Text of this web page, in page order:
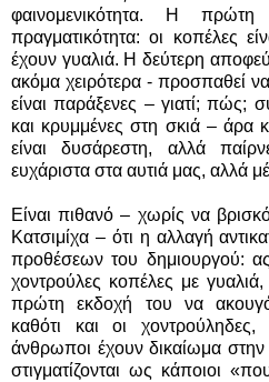
φαινομενικότητα. Η πρώτη
πραγματικότητα: οι κοπέλες
έχουν γυαλιά. Η δεύτερη
ακόμα χειρότερα - προσπαθεί
είναι παράξενες – γιατί; πώς;
και κρυμμένες στη σκιά – άρα
είναι δυσάρεστη, αλλά
ευχάριστα στα αυτιά μας, αλλά
Είναι πιθανό – χωρίς να
Κατσιμίχα – ότι η αλλαγή
προθέσεων του δημιουργού:
χοντρούλες κοπέλες με
πρώτη εκδοχή του να
καθότι και οι
άνθρωποι έχουν δικαίωμα
στιγματίζονται ως κάποιοι